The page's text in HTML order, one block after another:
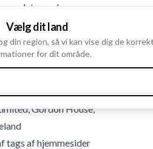
med
leveret af
i forbindelse
Gordon House,
tags af hjemmesider
Vælg dit land
din region, så vi kan vise dig de
for dit område.